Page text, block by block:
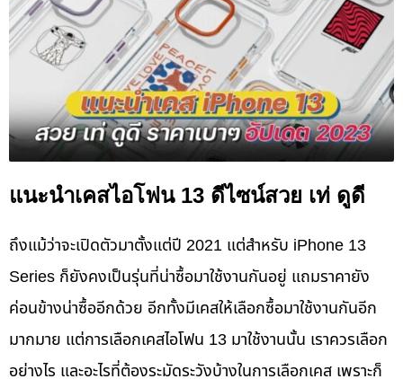
แนะนำเคสไอโฟน 13 ดีไซน์สวย เท่ ดูดี
ถึงแม้ว่าจะเปิดตัวมาตั้งแต่ปี 2021 แต่สำหรับ iPhone 13
Series ก็ยังคงเป็นรุ่นที่น่าซื้อมาใช้งานกันอยู่ แถมราคายัง
ค่อนข้างน่าซื้ออีกด้วย อีกทั้งมีเคสให้เลือกซื้อมาใช้งานกันอีก
มากมาย แต่การเลือกเคสไอโฟน 13 มาใช้งานนั้น เราควรเลือก
อย่างไร และอะไรที่ต้องระมัดระวังบ้างในการเลือกเคส เพราะก็